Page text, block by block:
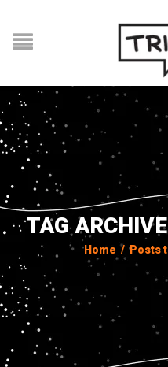
TAG
Home / Posts